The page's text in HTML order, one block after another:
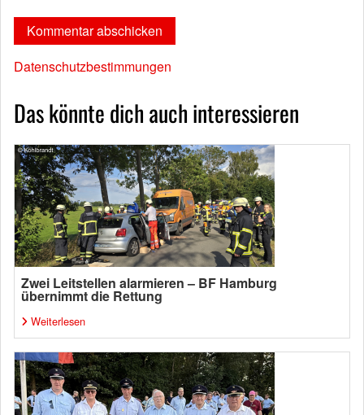
Datenschutzbestimmungen
Das könnte dich auch interessieren
Zwei Leitstellen alarmieren – BF Hamburg
übernimmt die Rettung
Weiterlesen